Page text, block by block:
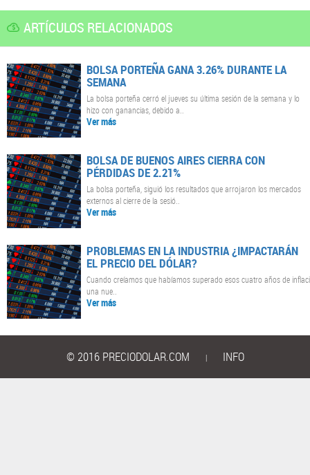
ARTÍCULOS RELACIONADOS
BOLSA PORTEÑA GANA 3.26% DURANTE LA
SEMANA
La bolsa porteña cerró el jueves su última sesión de la semana y lo
hizo con ganancias, debido a..
Ver más
BOLSA DE BUENOS AIRES CIERRA CON
PÉRDIDAS DE 2.21%
La bolsa porteña, siguió los resultados que arrojaron los mercados
externos al cierre de la sesió..
Ver más
PROBLEMAS EN LA INDUSTRIA ¿IMPACTARÁN
EL PRECIO DEL DÓLAR?
Cuando creíamos que habíamos superado esos cuatro años de
una nue..
Ver más
© 2016 PRECIODOLAR.COM | INFO